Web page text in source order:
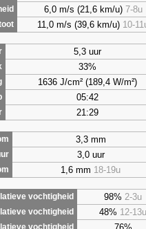
6,0 m/s (21,6 km/u) 7-8u
11,0 m/s (39,6 km/u) 10-
5,3 uur
33%
1636 J/cm² (189,4 W/m²)
05:42
21:29
3,3 mm
3,0 uur
1,6 mm 18-19u
vochtigheid 98% 2-3u
vochtigheid 48% 12-13u
vochtigheid